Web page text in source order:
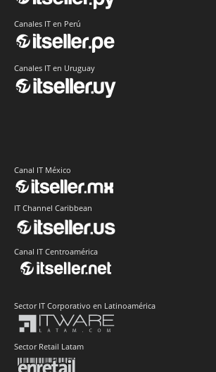
Canales IT en Perú
Canales IT en Uruguay
Canal IT México
IT Channel Caribbean
Canal IT Centroamérica
Sector IT Corporativo en Latinoamérica
Sector Retail Latam